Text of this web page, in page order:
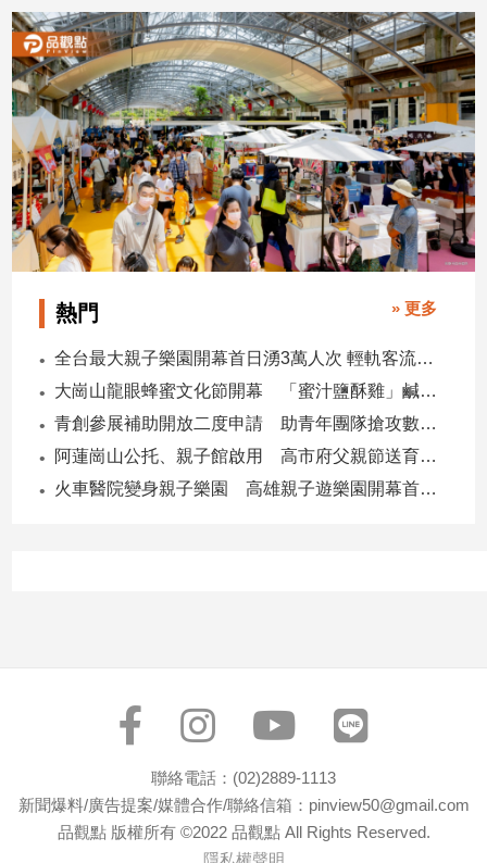
術
／
文
創
／
電
影
推
薦
科
技/
遊
戲
運
Pet
熱門 » 更多
全台最大親子樂園開幕首日湧3萬人次 輕軌客流增20倍
大崗山龍眼蜂蜜文化節開幕 「蜜汁鹽酥雞」鹹甜跨界搶話題
青創參展補助開放二度申請 助青年團隊搶攻數位轉型商機
阿蓮崗山公托、親子館啟用 高市府父親節送育兒暖禮
火車醫院變身親子樂園 高雄親子遊樂園開幕首日爆棚
聯絡電話：(02)2889-1113
新聞爆料/廣告提案/媒體合作/聯絡信箱：pinview50@gmail.com
品觀點 版權所有 ©2022 品觀點 All Rights Reserved.
隱私權聲明